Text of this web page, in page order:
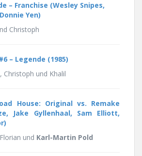
– Franchise (Wesley Snipes,
Yen)
Christoph
– Legende (1985)
Christoph und Khalil
House: Original vs. Remake
Jake Gyllenhaal, Sam Elliott,
und Karl-Martin Pold